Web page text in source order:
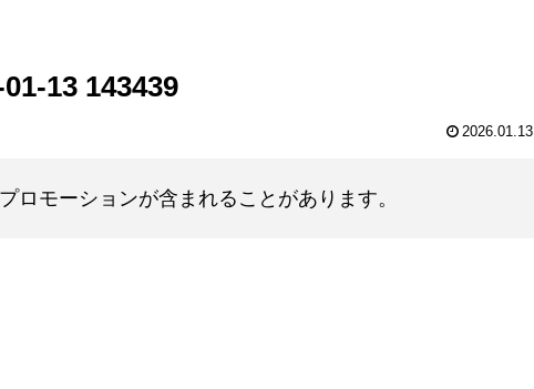
13 143439
2026.01.13
モーションが含まれることがあります。